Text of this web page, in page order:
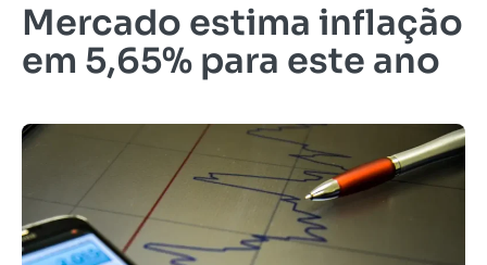
Mercado estima inflação
em 5,65% para este ano